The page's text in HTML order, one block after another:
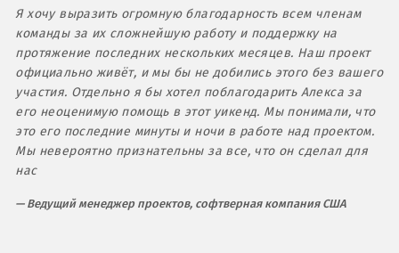
Я хочу выразить огромную благодарность всем членам
команды за их сложнейшую работу и поддержку на
протяжение последних нескольких месяцев. Наш проект
официально живёт, и мы бы не добились этого без вашего
участия. Отдельно я бы хотел поблагодарить Алекса за
его неоценимую помощь в этот уикенд. Мы понимали, что
это его последние минуты и ночи в работе над проектом.
Мы невероятно признательны за все, что он сделал для
нас
Ведущий менеджер проектов, софтверная компания США